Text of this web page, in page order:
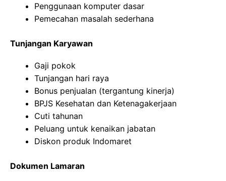
Penggunaan komputer dasar
Pemecahan masalah sederhana
Tunjangan Karyawan
Gaji pokok
Tunjangan hari raya
Bonus penjualan (tergantung kinerja)
BPJS Kesehatan dan Ketenagakerjaan
Cuti tahunan
Peluang untuk kenaikan jabatan
Diskon produk Indomaret
Dokumen Lamaran